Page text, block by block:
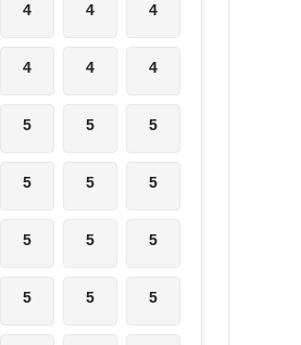
4 4 4
4 4 4
5 5 5
5 5 5
5 5 5
5 5 5